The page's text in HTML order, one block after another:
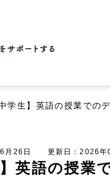
学生】英語の授業での
06月26日 更新日：2026年
】英語の授業